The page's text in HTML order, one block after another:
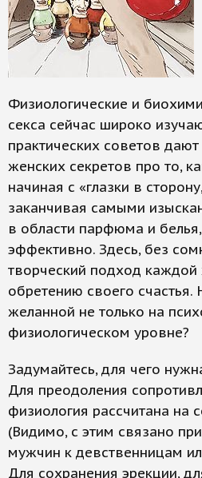
Физиологические и
секса сейчас широко
практических советов дают
женских секретов про то,
начиная с «глазки в
заканчивая самыми
в области парфюма и
эффективно. Здесь, без
творческий подход
обретению своего
желанной не только на
физиологическом уровне?
Задумайтесь, для чего
Для преодоления
физиология рассчитана на
(Видимо, с этим связано
мужчин к девственницам
Для сохранения эрекции,